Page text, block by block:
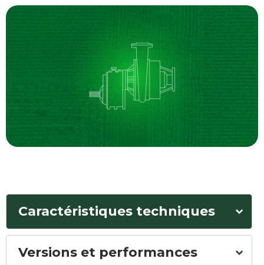
Caractéristiques techniques
Versions et performances